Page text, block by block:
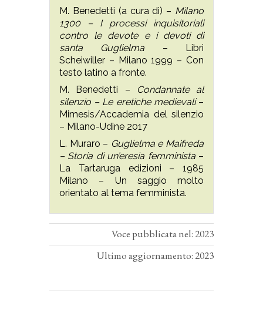
M. Benedetti (a cura di) – Milano
1300 – I processi inquisitoriali
contro le devote e i devoti di
santa Guglielma – Libri
Scheiwiller – Milano 1999 – Con
testo latino a fronte.
M. Benedetti –
Condannate al
silenzio – Le eretiche medievali–
Mimesis/Accademia del silenzio
– Milano-Udine 2017
L. Muraro – Guglielma e Maifreda
– Storia di un’eresia femminista–
La Tartaruga edizioni – 1985
Milano – Un saggio molto
orientato al tema femminista.
Voce pubblicata nel: 2023
Ultimo aggiornamento: 2023